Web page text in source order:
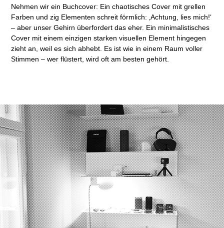
Nehmen wir ein Buchcover: Ein chaotisches Cover mit grellen
Farben und zig Elementen schreit förmlich: ‚Achtung, lies mich!‘
– aber unser Gehirn überfordert das eher. Ein minimalistisches
Cover mit einem einzigen starken visuellen Element hingegen
zieht an, weil es sich abhebt. Es ist wie in einem Raum voller
Stimmen – wer flüstert, wird oft am besten gehört.​